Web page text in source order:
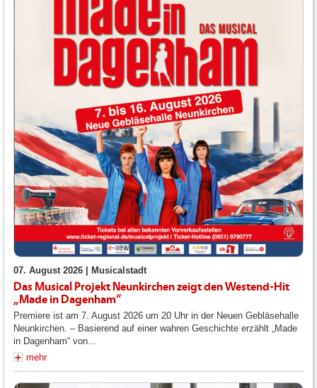
07. August 2026 | Musicalstadt
Das Musical Projekt Neunkirchen zeigt den Westend-Hit
„Made in Dagenham“
Premiere ist am 7. August 2026 um 20 Uhr in der Neuen Gebläsehalle
Neunkirchen. – Basierend auf einer wahren Geschichte erzählt „Made
in Dagenham“ von...
mehr